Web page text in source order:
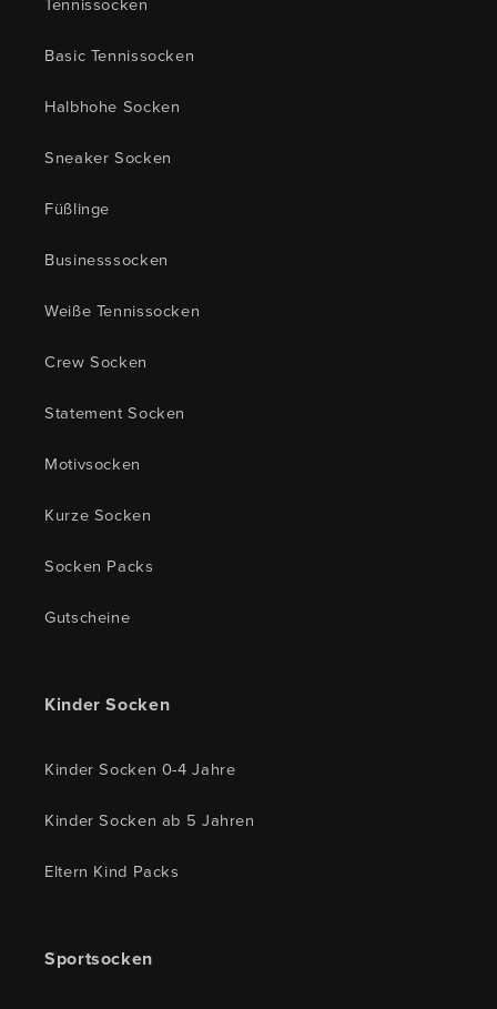
Basic Tennissocken
Halbhohe Socken
Sneaker Socken
Füßlinge
Businesssocken
Weiße Tennissocken
Crew Socken
Statement Socken
Motivsocken
Kurze Socken
Socken Packs
Gutscheine
Kinder Socken
Kinder Socken 0-4 Jahre
Kinder Socken ab 5 Jahren
Eltern Kind Packs
Sportsocken